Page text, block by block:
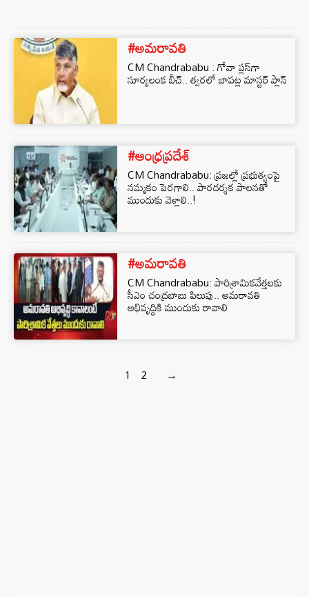
#అమరావతి
CM Chandrababu : గోవా ప్లస్‌గా
సూర్యలంక బీచ్.. త్వరలో బాపట్ల మాస్టర్ ప్లాన్
#ఆంధ్రప్రదేశ్
CM Chandrababu: ప్రజల్లో ప్రభుత్వంపై
నమ్మకం పెరగాలి.. పారదర్శక పాలనతో
ముందుకు వెళ్లాలి..!
#అమరావతి
CM Chandrababu: పారిశ్రామికవేత్తలకు
సీఎం చంద్రబాబు పిలుపు.. అమరావతి
అభివృద్ధికి ముందుకు రావాలి
1 2 →